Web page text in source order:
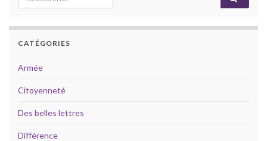
CATÉGORIES
Armée
Citoyenneté
Des belles lettres
Différence